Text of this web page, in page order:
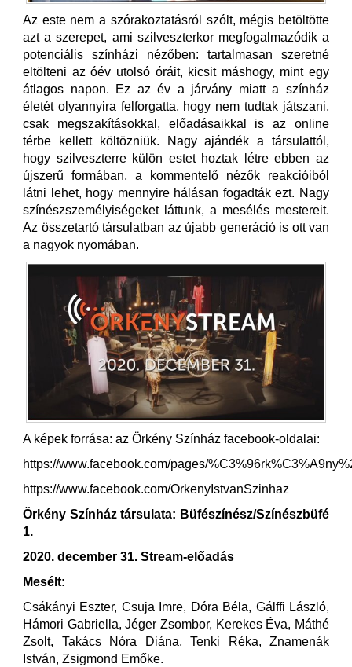
Az este nem a szórakoztatásról szólt, mégis betöltötte
azt a szerepet, ami szilveszterkor megfogalmazódik a
potenciális színházi nézőben: tartalmasan szeretné
eltölteni az óév utolsó óráit, kicsit máshogy, mint egy
átlagos napon. Ez az év a járvány miatt a színház
életét olyannyira felforgatta, hogy nem tudtak játszani,
csak megszakításokkal, előadásaikkal is az online
térbe kellett költözniük. Nagy ajándék a társulattól,
hogy szilveszterre külön estet hoztak létre ebben az
újszerű formában, a kommentelő nézők reakcióiból
látni lehet, hogy mennyire hálásan fogadták ezt. Nagy
színészszemélyiségeket láttunk, a mesélés mestereit.
Az összetartó társulatban az újabb generáció is ott van
a nagyok nyomában.
A képek forrása: az Örkény Színház facebook-oldalai:
https://www.facebook.com/pages/
https://www.facebook.com/OrkenyIstvanSzinhaz
Örkény Színház társulata: Büfészínész/Színészbüfé
1.
2020. december 31. Stream-előadás
Mesélt:
Csákányi Eszter, Csuja Imre, Dóra Béla, Gálffi László,
Hámori Gabriella, Jéger Zsombor, Kerekes Éva, Máthé
Zsolt, Takács Nóra Diána, Tenki Réka, Znamenák
István, Zsigmond Emőke.